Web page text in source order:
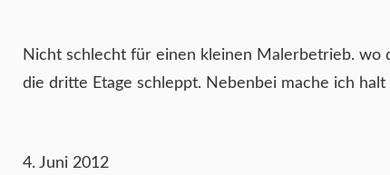
Nicht schlecht für einen kleinen Malerbetrieb. wo
die dritte Etage schleppt. Nebenbei mache ich
4. Juni 2012